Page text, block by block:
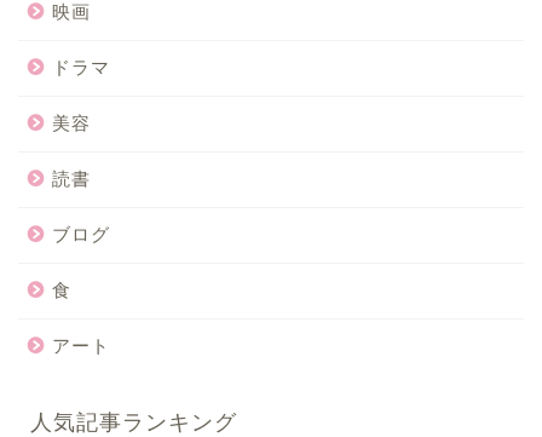
映画
ドラマ
美容
読書
ブログ
食
アート
人気記事ランキング